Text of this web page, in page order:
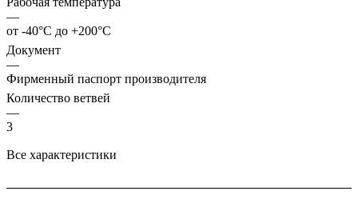
—
от -40°C до +200°C
Документ
—
Фирменный паспорт производителя
Количество ветвей
—
3
Все характеристики